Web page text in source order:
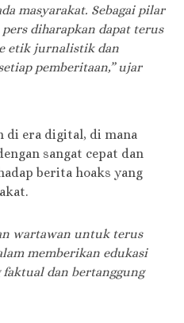
masyarakat. Sebagai pilar
diharapkan dapat terus
etik jurnalistik dan
pemberitaan,” ujar
di era digital, di mana
sangat cepat dan
berita hoaks yang
wartawan untuk terus
memberikan edukasi
dan bertanggung